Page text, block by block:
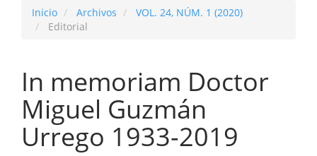
Inicio Archivos
VOL. 24, NÚM. 1 (2020)
Editorial
In memoriam Doctor
Miguel Guzmán
Urrego 1933-2019